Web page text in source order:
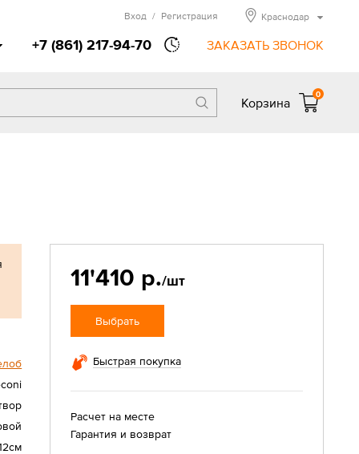
+7 (861) 217-94-70 ЗАКАЗАТЬ ЗВОНОК
Вход / Регистрация Краснодар
Корзина
0
11'410 р./шт
Выбрать
Быстрая покупка
Расчет на месте
Гарантия и возврат